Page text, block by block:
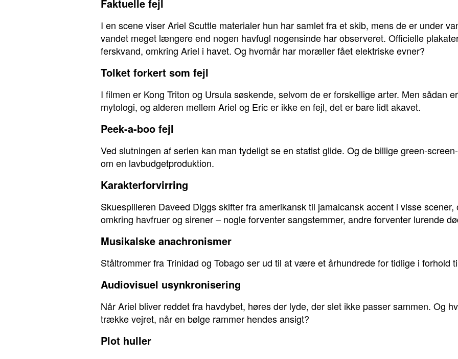
Faktuelle fejl
I en scene viser Ariel Scuttle materialer hun har samlet fra et skib, mens de er under
vandet meget længere end nogen havfugl nogensinde har observeret. Officielle
ferskvand, omkring Ariel i havet. Og hvornår har moræller fået elektriske evner?
Tolket forkert som fejl
I filmen er Kong Triton og Ursula søskende, selvom de er forskellige arter. Men sådan
mytologi, og alderen mellem Ariel og Eric er ikke en fejl, det er bare lidt akavet.
Peek-a-boo fejl
Ved slutningen af serien kan man tydeligt se en statist glide. Og de billige green-
om en lavbudgetproduktion.
Karakterforvirring
Skuespilleren Daveed Diggs skifter fra amerikansk til jamaicansk accent i visse
omkring havfruer og sirener – nogle forventer sangstemmer, andre forventer lurende
Musikalske anachronismer
Ståltrommer fra Trinidad og Tobago ser ud til at være et århundrede for tidlige i forhold
Audiovisuel usynkronisering
Når Ariel bliver reddet fra havdybet, høres der lyde, der slet ikke passer sammen. Og
trække vejret, når en bølge rammer hendes ansigt?
Plot huller